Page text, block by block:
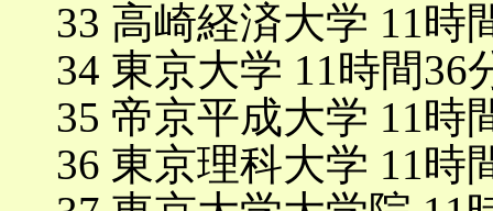
33 高崎経済大学 11時
34 東京大学 11時間36
35 帝京平成大学 11時
36 東京理科大学 11時